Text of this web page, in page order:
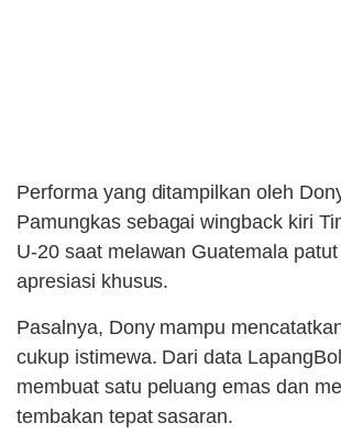
Performa yang ditampilkan oleh
Pamungkas sebagai wingback kiri
U-20 saat melawan Guatemala
apresiasi khusus.
Pasalnya, Dony mampu
cukup istimewa. Dari data
membuat satu peluang emas dan
tembakan tepat sasaran.